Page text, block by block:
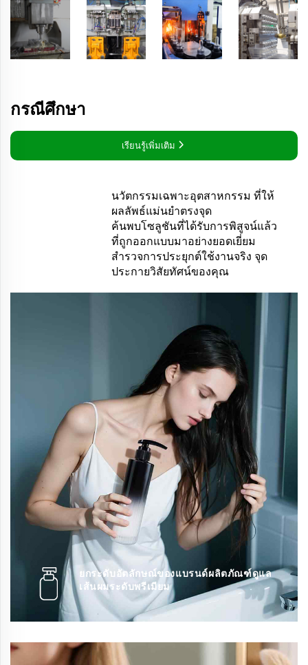
กรณีศึกษา
เรียนรู้เพิ่มเติม 
นวัตกรรมเฉพาะอุตสาหกรรม ที่ให้
ผลลัพธ์แม่นยำตรงจุด
ค้นพบโซลูชันที่ได้รับการพิสูจน์แล้ว
ที่ถูกออกแบบมาอย่างยอดเยี่ยม
สำรวจการประยุกต์ใช้งานจริง จุด
ประกายวิสัยทัศน์ของคุณ
ยกระดับอัตลักษณ์ของแบรนด์ผลิตภัณฑ์ดูแล
เส้นผมระดับพรีเมียม